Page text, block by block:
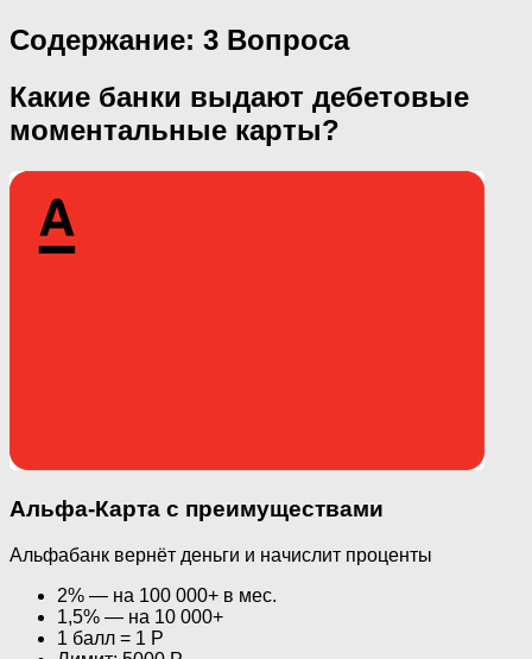
Содержание: 3 Вопроса
Какие банки выдают дебетовые
моментальные карты?
Альфа-Карта с преимуществами
Альфабанк вернёт деньги и начислит проценты
2% — на 100 000+ в мес.
1,5% — на 10 000+
1 балл = 1 Р